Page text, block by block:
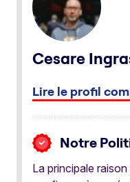
Cesare
Lire le profil
Notre
La principale